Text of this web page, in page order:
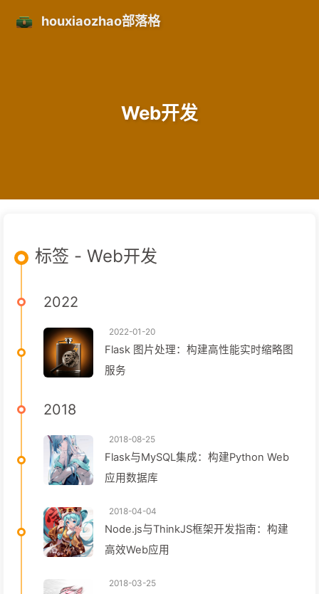
houxiaozhao部落格
Web开发
标签 - Web开发
2022
2022-01-20
Flask 图片处理：构建高性能实时缩略图
服务
2018
2018-08-25
Flask与MySQL集成：构建Python Web
应用数据库
2018-04-04
Node.js与ThinkJS框架开发指南：构建
高效Web应用
2018-03-25